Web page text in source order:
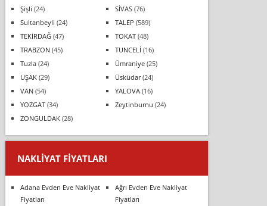
Şişli (24) SİVAS(76)
Sultanbeyli (24) TALEP (589)
TEKİRDAĞ(47) TOKAT(48)
TRABZON(45) TUNCELİ (16)
Tuzla(24) Ümraniye(25)
UŞAK(29) Üsküdar(24)
VAN(54) YALOVA(16)
YOZGAT(34) Zeytinburnu (24)
ZONGULDAK(28)
NAKLIYAT FIYATLARI
Adana Evden Eve Nakliyat
Fiyatları
Ağrı Evden Eve Nakliyat
Fiyatları